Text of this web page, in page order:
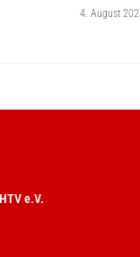
4. August
e.V.